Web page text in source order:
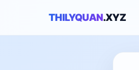
THILYQUAN.XYZ